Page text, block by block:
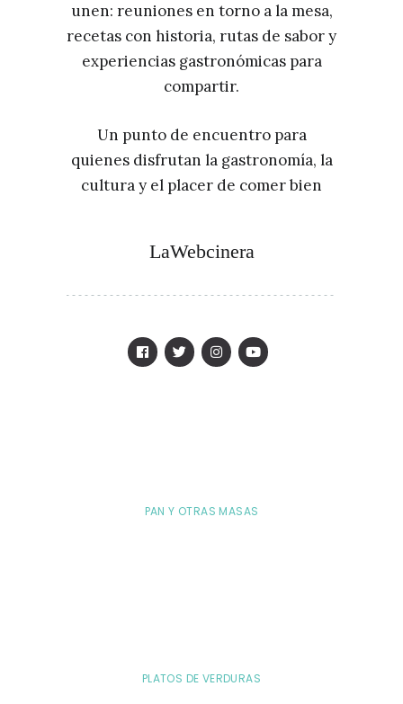
unen: reuniones en torno a la mesa,
recetas con historia, rutas de sabor y
experiencias gastronómicas para
compartir.
Un punto de encuentro para
quienes disfrutan la gastronomía, la
cultura y el placer de comer bien
LaWebcinera
PAN Y OTRAS MASAS
PLATOS DE VERDURAS